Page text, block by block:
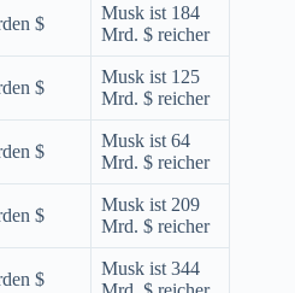
$
Musk ist 184
Mrd. $ reicher
$
Musk ist 125
Mrd. $ reicher
$
Musk ist 64
Mrd. $ reicher
$
Musk ist 209
Mrd. $ reicher
$
Musk ist 344